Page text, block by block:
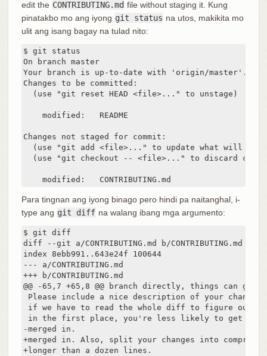
edit the CONTRIBUTING.md file without staging it. Kung
pinatakbo mo ang iyong git status na utos, makikita mo
ulit ang isang bagay na tulad nito:
$ git status
On branch master
Your branch is up-to-date with 'origin/master'.
Changes to be committed:
  (use "git reset HEAD <file>..." to unstage)
    modified:   README
Changes not staged for commit:
(use "git add <file>..." to update what will be
(use "git checkout -- <file>..." to discard
    modified:   CONTRIBUTING.md
Para tingnan ang iyong binago pero hindi pa naitanghal, i-
type ang git diff na walang ibang mga argumento:
$ git diff
diff --git a/CONTRIBUTING.md b/CONTRIBUTING.md
index 8ebb991..643e24f 100644
--- a/CONTRIBUTING.md
+++ b/CONTRIBUTING.md
@@ -65,7 +65,8 @@ branch directly, things can get
Please include a nice description of your changes
if we have to read the whole diff to figure out
in the first place, you're less likely to get
-merged in.
+merged in. Also, split your changes into
+longer than a dozen lines.